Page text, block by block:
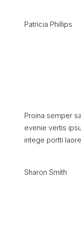
Patricia Phillips
Proina semper
evenie vertis
intege portti
Sharon Smith